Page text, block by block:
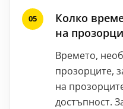
Колко
на
Времето,
прозорците,
на
достъпност.